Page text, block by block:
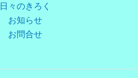
日々のきろく
お知らせ
お問合せ